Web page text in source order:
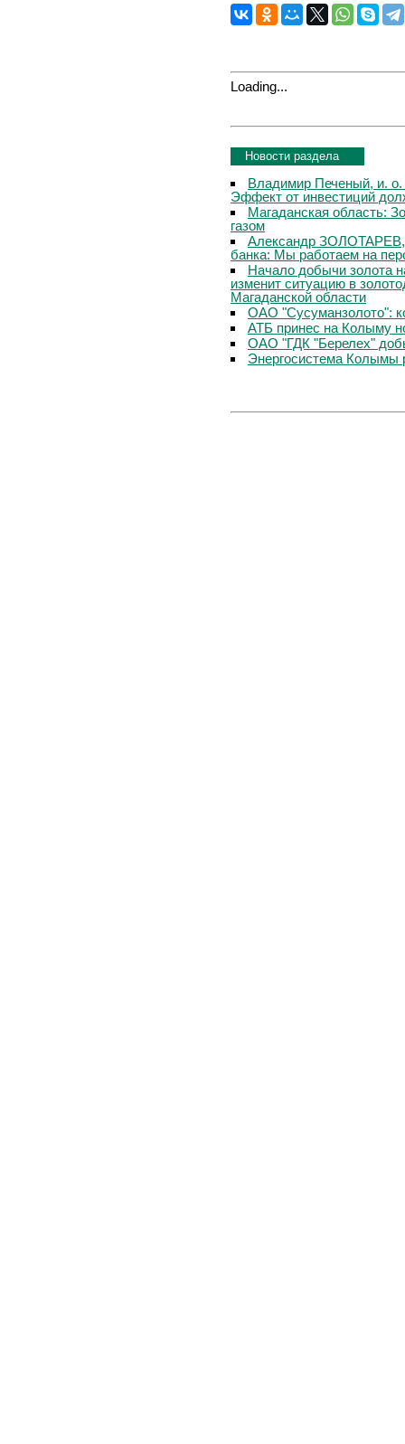
Loading...
Новости раздела
Владимир Печеный, и. о.
Эффект от инвестиций
Магаданская область:
газом
Александр ЗОЛОТАРЕВ,
банка: Мы работаем на
Начало добычи золота
изменит ситуацию в
Магаданской области
ОАО "Сусуманзолото":
АТБ принес на Колыму
ОАО "ГДК "Берелех"
Энергосистема Колымы